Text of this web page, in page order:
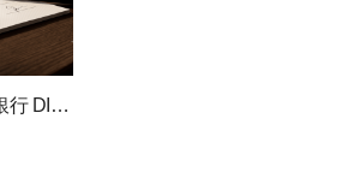
房貸過件關鍵不是聯徵分數！銀行 DIR 負...